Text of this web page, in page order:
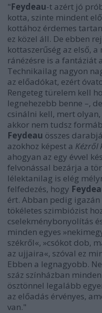
"Feydeau-t azért jó
kotta, szinte mindent
kottához érdemes
ez közel áll. De ebben
kottaszerűség az első,
ránézésre is a fantáziát
Technikailag nagyon
az előadókat, ezért
Rengeteg türelem kell
legnehezebb benne –,
csinálni kell, mert
akkor nem tudsz
Feydeau összes
azokhoz képest a Kézről
ahogyan az egy évvel
felvonással bezárja a
lélektanilag is elég
felfedezés, hogy
ért. Abban pedig
tökéletes szimbiózist
cselekménybonyolítás
minden egyes
székről«, »csókot dob,
az ujjaira«, szóval ez
Ebben a legnagyobb.
száz színházban
ösztönnel legalább
az előadás érvényes,
van."